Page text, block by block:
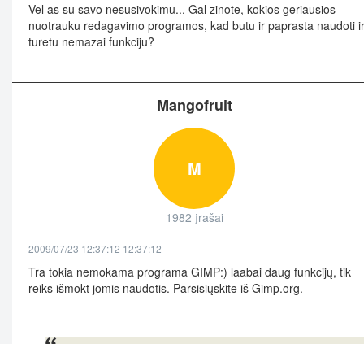
Vel as su savo nesusivokimu... Gal zinote, kokios geriausios
nuotrauku redagavimo programos, kad butu ir paprasta naudoti ir
turetu nemazai funkciju?
Mangofruit
M
1982 įrašai
2009/07/23 12:37:12 12:37:12
Tra tokia nemokama programa GIMP:) laabai daug funkcijų, tik
reiks išmokt jomis naudotis. Parsisiųskite iš Gimp.org.